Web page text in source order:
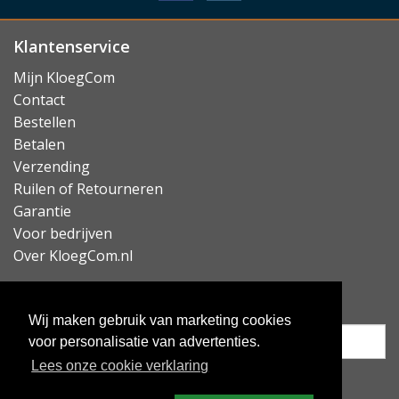
Wij maken gebruik van marketing cookies
voor personalisatie van advertenties.
Lees onze cookie verklaring
Klantenservice
Mijn KloegCom
Contact
Bestellen
Betalen
Verzending
Ruilen of Retourneren
Garantie
Voor bedrijven
Over KloegCom.nl